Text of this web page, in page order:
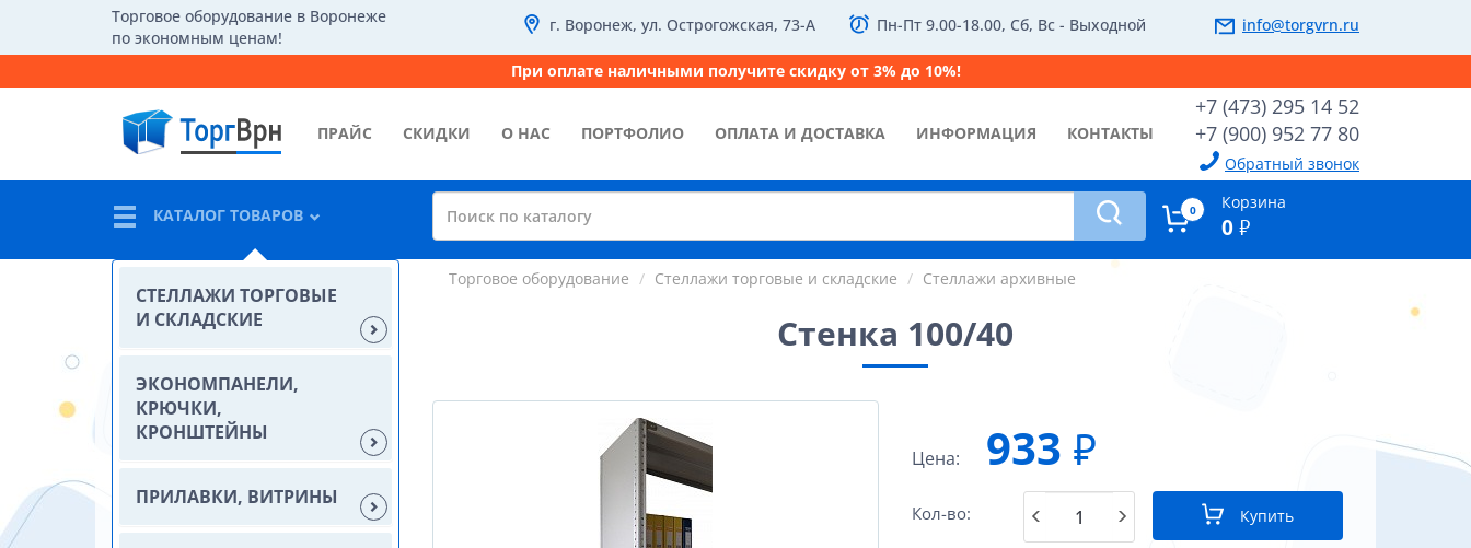
Торговое оборудование в Воронеже
по экономным ценам!
г. Воронеж, ул. Острогожская, 73-А Пн-Пт 9.00-18.00, Сб, Вс - Выходной info@torgvrn.ru
При оплате наличными получите скидку от 3% до 10%!
+7 (473) 295 14 52
+7 (900) 952 77 80
Обратный звонок
ПРАЙС СКИДКИ О НАС ПОРТФОЛИО ОПЛАТА И ДОСТАВКА ИНФОРМАЦИЯ КОНТАКТЫ
0 Корзина
0 ₽
КАТАЛОГ ТОВАРОВ
СТЕЛЛАЖИ ТОРГОВЫЕ
И СКЛАДСКИЕ
ЭКОНОМПАНЕЛИ,
КРЮЧКИ,
КРОНШТЕЙНЫ
ПРИЛАВКИ, ВИТРИНЫ
Торговое оборудование Стеллажи торговые и складские Стеллажи архивные
Стенка 100/40
Цена: 933 ₽
Кол-во: Купить